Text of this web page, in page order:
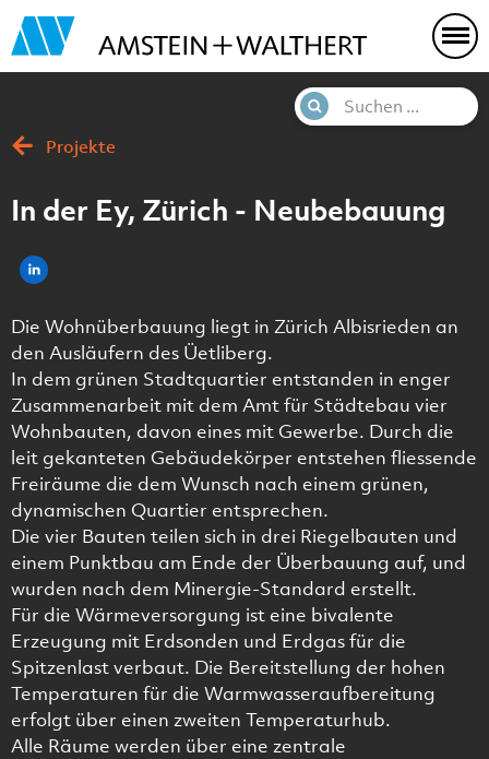
Projekte
In der Ey, Zürich - Neubebauung
Die Wohnüberbauung liegt in Zürich Albisrieden an
den Ausläufern des Üetliberg.
In dem grünen Stadtquartier entstanden in enger
Zusammenarbeit mit dem Amt für Städtebau vier
Wohnbauten, davon eines mit Gewerbe. Durch die
leit gekanteten Gebäudekörper entstehen fliessende
Freiräume die dem Wunsch nach einem grünen,
dynamischen Quartier entsprechen.
Die vier Bauten teilen sich in drei Riegelbauten und
einem Punktbau am Ende der Überbauung auf, und
wurden nach dem Minergie-Standard erstellt.
Für die Wärmeversorgung ist eine bivalente
Erzeugung mit Erdsonden und Erdgas für die
Spitzenlast verbaut. Die Bereitstellung der hohen
Temperaturen für die Warmwasseraufbereitung
erfolgt über einen zweiten Temperaturhub.
Alle Räume werden über eine zentrale